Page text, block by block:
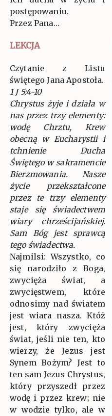
postępowaniu.
Przez Pana…
LEKCJA
Czytanie z Listu
świętego Jana Apostoła.
1 J 5:4-10
Chrystus żyje i działa w
nas przez trzy elementy:
wodę Chrztu, Krew
obecną w Eucharystii i
tchnienie Ducha
Świętego w sakramencie
Bierzmowania. Nasze
życie przekształcone
przez te trzy elementy
staje się świadectwem
wiary chrześcijańskiej.
Sam Bóg jest sprawcą
tego świadectwa.
Najmilsi: Wszystko, co
się narodziło z Boga,
zwycięża świat, a
zwycięstwem, które
odnosimy nad światem
jest wiara nasza. Któż
jest, który zwycięża
świat, jeśli nie ten, kto
wierzy, że Jezus jest
Synem Bożym? Jest to
ten sam Jezus Chrystus,
który przyszedł przez
wodę i przez krew; nie
w wodzie tylko, ale w